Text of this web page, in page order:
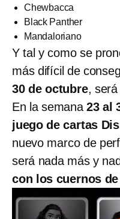
Chewbacca
Black Panther
Mandaloriano
Y tal y como se
más difícil de
30 de octubre, será
En la semana23 al
juego de cartas
nuevo marco de
será nada más y
con los cuernos